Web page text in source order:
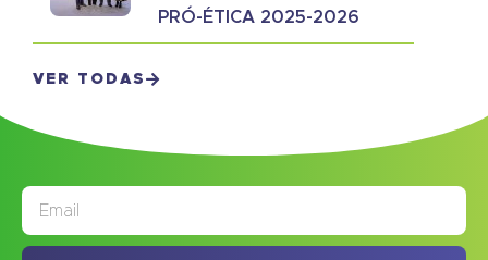
PRÓ-ÉTICA 2025-2026
VER TODAS